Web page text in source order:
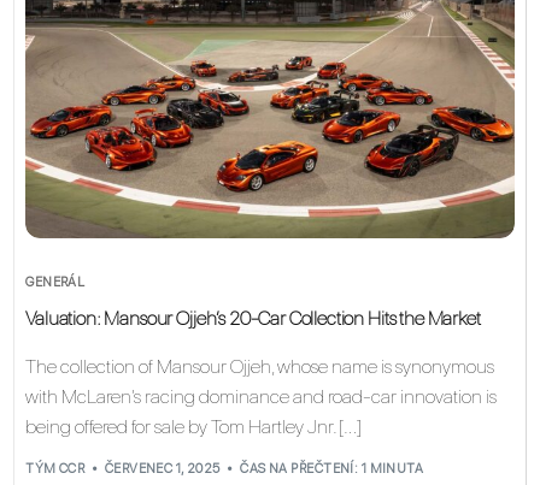
GENERÁL
Valuation: Mansour Ojjeh’s 20-Car Collection Hits the Market
The collection of Mansour Ojjeh, whose name is synonymous
with McLaren’s racing dominance and road‑car innovation is
being offered for sale by Tom Hartley Jnr. […]
TÝM CCR ČERVENEC 1, 2025 ČAS NA PŘEČTENÍ: 1 MINUTA